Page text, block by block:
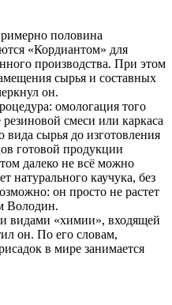
половина
«Кордиантом» для
производства. При этом
сырья и составных
он.
омологация того
смеси или каркаса
сырья до изготовления
готовой продукции
далеко не всё можно
натурального каучука, без
он просто не растет
Володин.
видами «химии», входящей
он. По его словам,
в мире занимается